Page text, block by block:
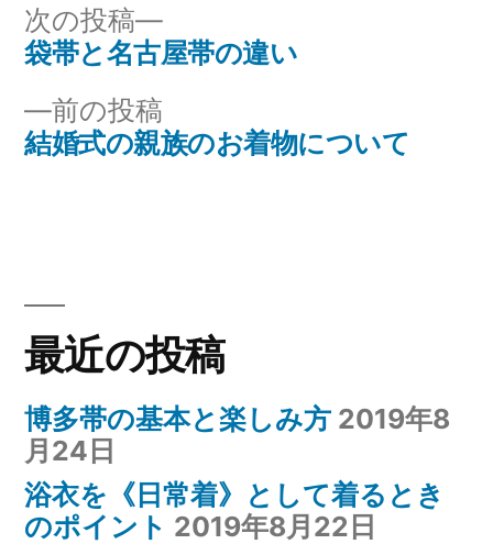
投
稿
ナ
ー
シ
ョ
ン
前の投稿
の
結婚式の親族のお着物について
次の投稿
次
の
袋帯と名古屋帯の違い
最近の投稿
博多帯の基本と楽しみ方 2019年8
月24日
浴衣を《日常着》として着るとき
のポイント 2019年8月22日